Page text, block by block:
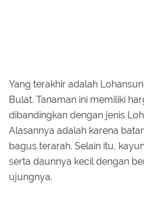
Yang terakhir adalah
Bulat. Tanaman ini memiliki
dibandingkan dengan jenis
Alasannya adalah karena
bagus terarah. Selain itu,
serta daunnya kecil dengan
ujungnya.